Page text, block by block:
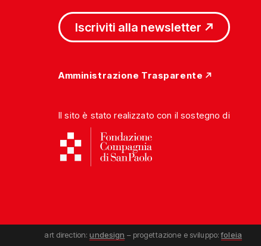
Iscriviti alla newsletter
Amministrazione Trasparente
Il sito è stato realizzato con il sostegno di
art direction:undesign – progettazione e sviluppo:foleia